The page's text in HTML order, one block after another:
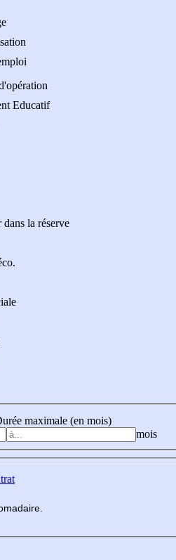
Educatif
la réserve
maximale (en mois)
mois
madaire